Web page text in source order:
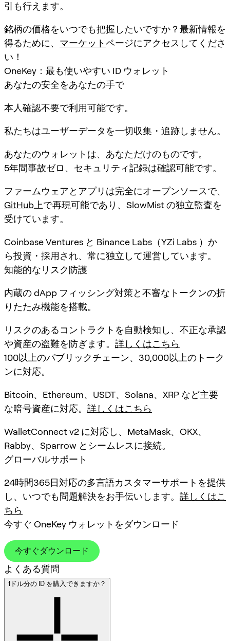
引も行えます。
銘柄の価格をいつでも把握したいですか？最新情報を
得るために、 マーケットページにアクセスしてくださ
い！
OneKey：最も使いやすい ID ウォレット
あなたの安全をあなたの手で
本人確認不要で利用可能です。
私たちはユーザーデータを一切収集・追跡しません。
あなたのウォレットは、あなただけのものです。
5年間事故ゼロ、セキュリティ記録は確認可能です。
ファームウェアとアプリは完全にオープンソースで、
GitHub 上で再現可能であり、SlowMist の独立監査を
受けています。
Coinbase Ventures と Binance Labs（YZi Labs ）か
ら投資・採用され、常に独立して運営しています。
知能的なリスク防護
内蔵の dApp フィッシング対策と不審なトークンの折
りたたみ機能を搭載。
リスクのあるコントラクトを自動検知し、不正な承認
や資産の盗難を防ぎます。 詳しくはこちら
100以上のパブリックチェーン、30,000以上のトーク
ンに対応。
Bitcoin、Ethereum、USDT、Solana、XRP など主要
な暗号資産に対応。 詳しくはこちら
WalletConnect v2 に対応し、MetaMask、OKX、
Rabby、Sparrow とシームレスに接続。
グローバルサポート
24時間365日対応の多言語カスタマーサポートを提供
し、いつでも問題解決をお手伝いします。 詳しくはこ
ちら
今すぐ OneKey ウォレットをダウンロード
今すぐダウンロード
よくある質問
1ドル分の ID を購入できますか？